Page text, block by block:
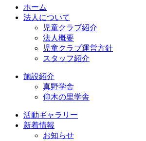
ホーム
法人について
児童クラブ紹介
法人概要
児童クラブ運営方針
スタッフ紹介
施設紹介
真野学舎
仰木の里学舎
活動ギャラリー
新着情報
お知らせ